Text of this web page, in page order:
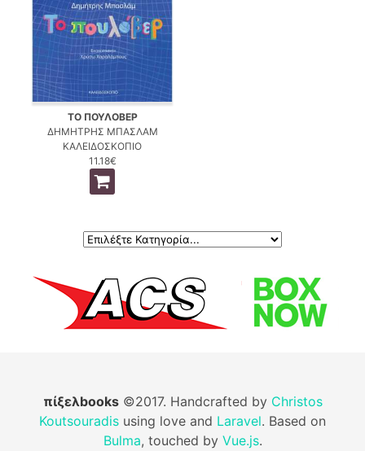
ΤΟ ΠΟΥΛΟΒΕΡ
ΔΗΜΗΤΡΗΣ ΜΠΑΣΛΑΜ
ΚΑΛΕΙΔΟΣΚΟΠΙΟ
11.18€
πίξελbooks©2017. Handcrafted by Christos
Koutsouradis using love and Laravel. Based on
Bulma, touched by Vue.js.